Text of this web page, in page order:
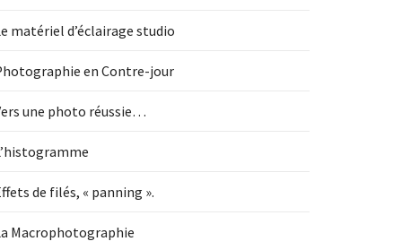
matériel d’éclairage studio
en Contre-jour
une photo réussie…
de filés, « panning ».
Macrophotographie